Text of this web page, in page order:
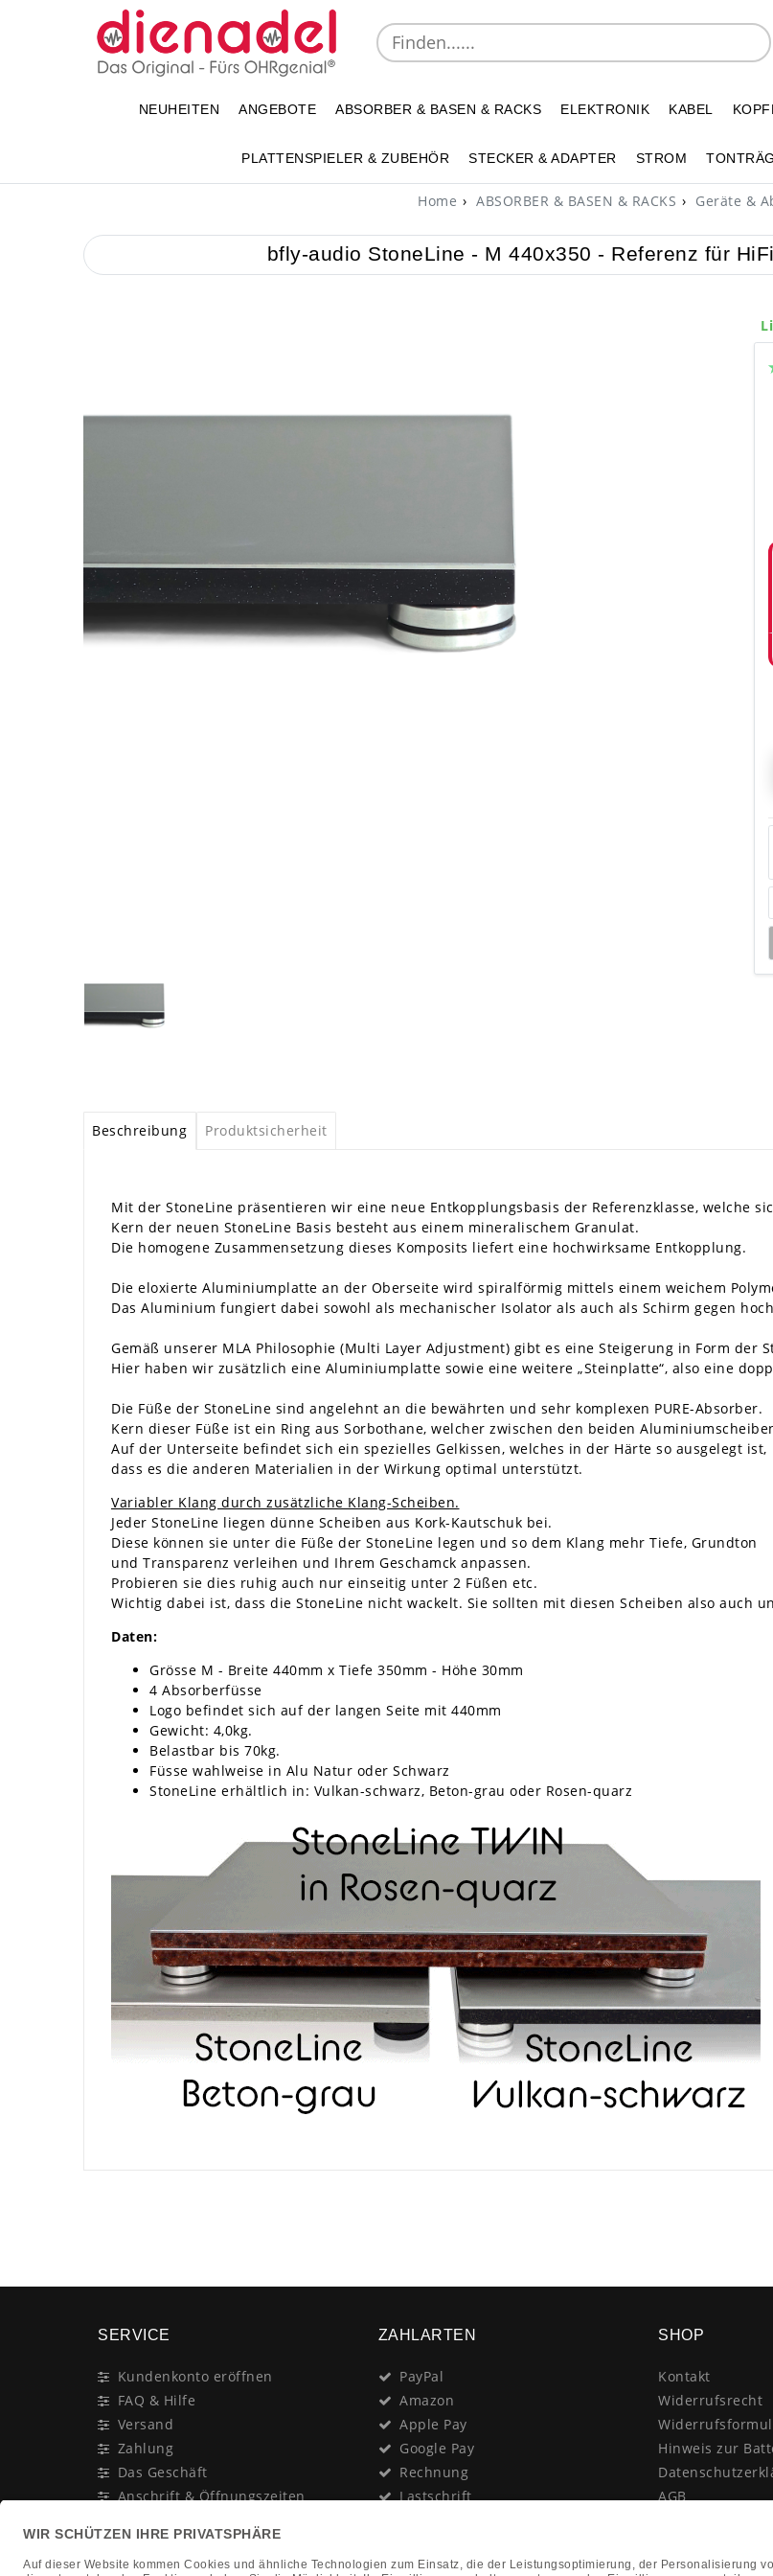
NEUHEITEN ANGEBOTE ABSORBER & BASEN & RACKS ELEKTRONIK KABEL
PLATTENSPIELER & ZUBEHÖR STECKER & ADAPTER STROM
Home ABSORBER & BASEN & RACKS Geräte &
bfly-audio StoneLine - M 440x350 - Referenz für
Beschreibung Produktsicherheit
Mit der StoneLine präsentieren wir eine neue Entkopplungsbasis der Referenzklasse, welche
Kern der neuen StoneLine Basis besteht aus einem mineralischem Granulat.
Die homogene Zusammensetzung dieses Komposits liefert eine hochwirksame Entkopplung.
Die eloxierte Aluminiumplatte an der Oberseite wird spiralförmig mittels einem weichem
Das Aluminium fungiert dabei sowohl als mechanischer Isolator als auch als Schirm gegen
Gemäß unserer MLA Philosophie (Multi Layer Adjustment) gibt es eine Steigerung in Form der
Hier haben wir zusätzlich eine Aluminiumplatte sowie eine weitere „Steinplatte“, also eine
Die Füße der StoneLine sind angelehnt an die bewährten und sehr komplexen PURE-Absorber.
Kern dieser Füße ist ein Ring aus Sorbothane, welcher zwischen den beiden
Auf der Unterseite befindet sich ein spezielles Gelkissen, welches in der Härte so ausgelegt ist,
dass es die anderen Materialien in der Wirkung optimal unterstützt.
Variabler Klang durch zusätzliche Klang-Scheiben.
Jeder StoneLine liegen dünne Scheiben aus Kork-Kautschuk bei.
Diese können sie unter die Füße der StoneLine legen und so dem Klang mehr Tiefe, Grundton
und Transparenz verleihen und Ihrem Geschamck anpassen.
Probieren sie dies ruhig auch nur einseitig unter 2 Füßen etc.
Wichtig dabei ist, dass die StoneLine nicht wackelt. Sie sollten mit diesen Scheiben also auch
Daten:
Grösse M - Breite 440mm x Tiefe 350mm - Höhe 30mm
4 Absorberfüsse
Logo befindet sich auf der langen Seite mit 440mm
Gewicht: 4,0kg.
Belastbar bis 70kg.
Füsse wahlweise in Alu Natur oder Schwarz
StoneLine erhältlich in: Vulkan-schwarz, Beton-grau oder Rosen-quarz
SERVICE
Kundenkonto eröffnen
FAQ & Hilfe
Versand
Zahlung
Das Geschäft
Anschrift & Öffnungszeiten
Newsletter
ZAHLARTEN
PayPal
Amazon
Apple Pay
Google Pay
Rechnung
Lastschrift
Nachnahme
SHOP
Kontakt
Widerrufsrecht
Hinweis zur
AGB
Vertrag